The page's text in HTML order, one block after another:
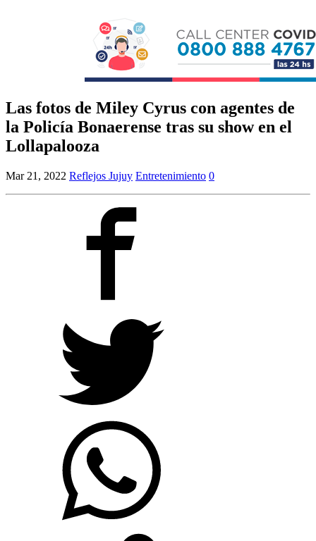
Las fotos de Miley Cyrus con agentes de
la Policía Bonaerense tras su show en el
Lollapalooza
Mar 21, 2022 Reflejos Jujuy Entretenimiento 0